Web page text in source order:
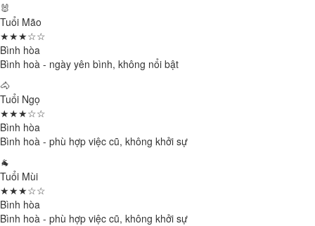
🐰
Tuổi Mão
★★★☆☆
Bình hòa
Bình hoà - ngày yên bình, không nổi bật
🐴
Tuổi Ngọ
★★★☆☆
Bình hòa
Bình hoà - phù hợp việc cũ, không khởi sự
🐐
Tuổi Mùi
★★★☆☆
Bình hòa
Bình hoà - phù hợp việc cũ, không khởi sự